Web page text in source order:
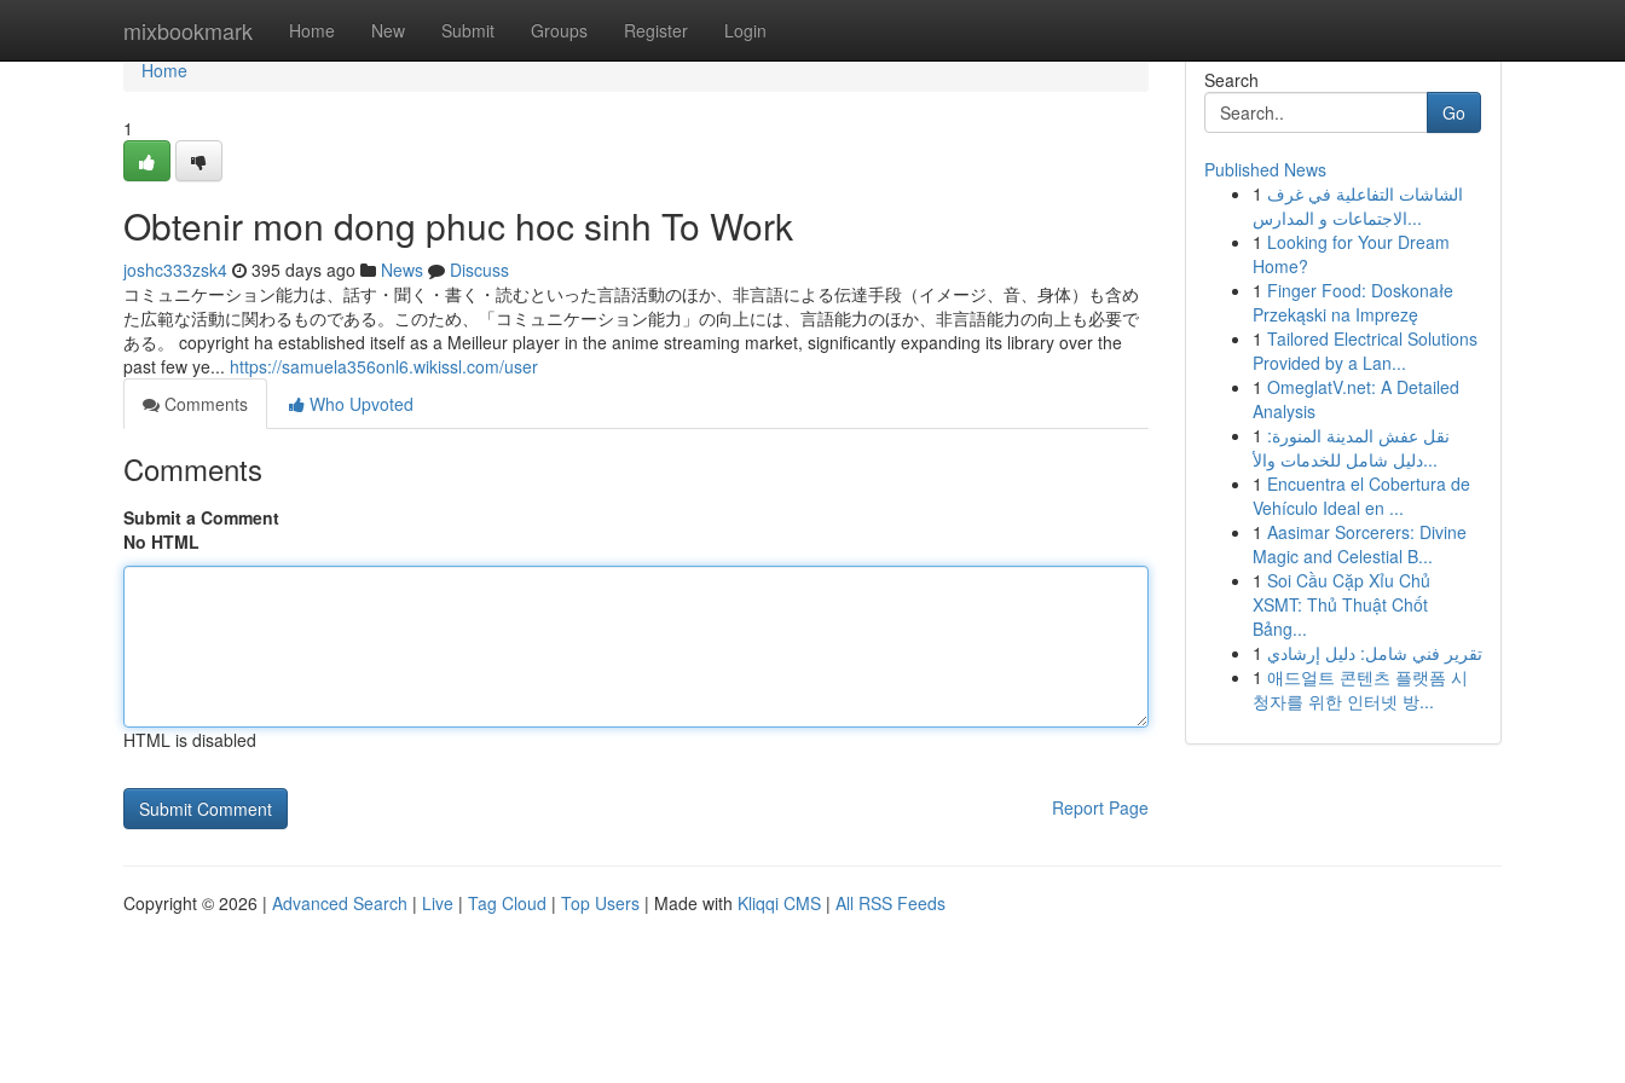
mixbookmark Home New Submit Groups Register Login
Home
Home
1
Obtenir mon dong phuc hoc sinh To Work
joshc333zsk4 395 days ago News
Discuss
コミュニケーション能力は、話す・聞く・書く・読むといった言語活動のほか、非言語による伝達手段（イメージ、音、身体）も含め
た広範な活動に関わるものである。このため、「コミュニケーション能力」の向上には、言語能力のほか、非言語能力の向上も必要で
ある。 copyright ha established itself as a Meilleur player in the anime streaming market, significantly expanding its library over the
past few ye... https://samuela356onl6.wikissl.com/user
Comments
Who Upvoted
Comments
Submit a Comment
No HTML
HTML is disabled
Report Page
Search
Go
Published News
1 الشاشات التفاعلية في غرف
الاجتماعات و المدارس...
1 Looking for Your Dream
Home?
1 Finger Food: Doskonałe
Przekąski na Imprezę
1 Tailored Electrical Solutions
Provided by a Lan...
1 OmeglatV.net: A Detailed
Analysis
1 نقل عفش المدينة المنورة:
دليل شامل للخدمات والأ...
1 Encuentra el Cobertura de
Vehículo Ideal en ...
1 Aasimar Sorcerers: Divine
Magic and Celestial B...
1 Soi Cầu Cặp Xỉu Chủ
XSMT: Thủ Thuật Chốt
Bảng...
1 تقرير فني شامل: دليل إرشادي
1 애드얼트 콘텐츠 플랫폼 시
청자를 위한 인터넷 방...
Copyright © 2026 | Advanced Search | Live | Tag Cloud | Top Users | Made with Kliqqi CMS | All RSS Feeds